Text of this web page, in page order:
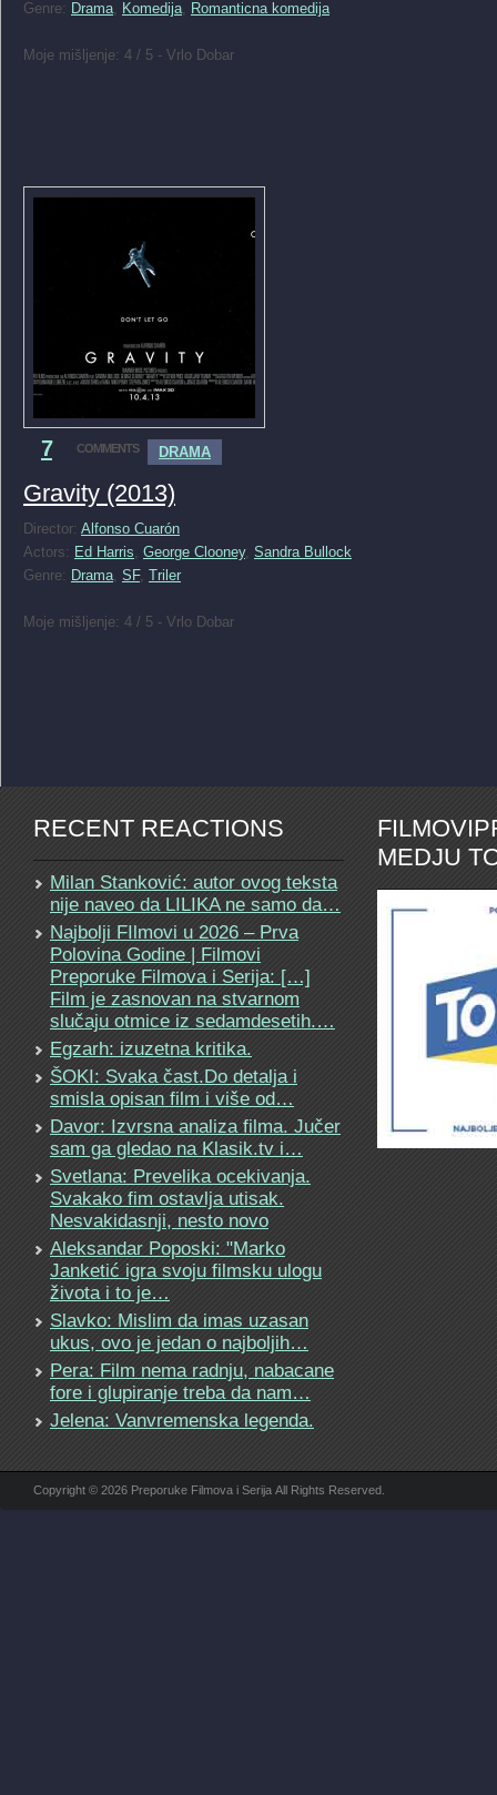
Genre: Drama Komedija Romanticna komedija
Moje mišljenje: 4 / 5 - Vrlo Dobar
7 COMMENTS DRAMA
Gravity (2013)
Director: Alfonso Cuarón
Actors: Ed Harris George Clooney, Sandra Bullock
Genre: Drama SF, Triler
Moje mišljenje: 4 / 5 - Vrlo Dobar
RECENT REACTIONS
Milan Stanković: autor ovog teksta
nije naveo da LILIKA ne samo da…
Najbolji FIlmovi u 2026 – Prva
Polovina Godine | Filmovi
Preporuke Filmova i Serija: […]
Film je zasnovan na stvarnom
slučaju otmice iz sedamdesetih.…
Egzarh: izuzetna kritika.
ŠOKI: Svaka čast.Do detalja i
smisla opisan film i više od…
Davor: Izvrsna analiza filma. Jučer
sam ga gledao na Klasik.tv i…
Svetlana: Prevelika ocekivanja.
Svakako fim ostavlja utisak.
Nesvakidasnji, nesto novo
Aleksandar Poposki: "Marko
Janketić igra svoju filmsku ulogu
života i to je…
Slavko: Mislim da imas uzasan
ukus, ovo je jedan o najboljih…
Pera: Film nema radnju, nabacane
fore i glupiranje treba da nam…
Jelena: Vanvremenska legenda.
MEDJU
Copyright © 2026 Preporuke Filmova i Serija All Rights Reserved.